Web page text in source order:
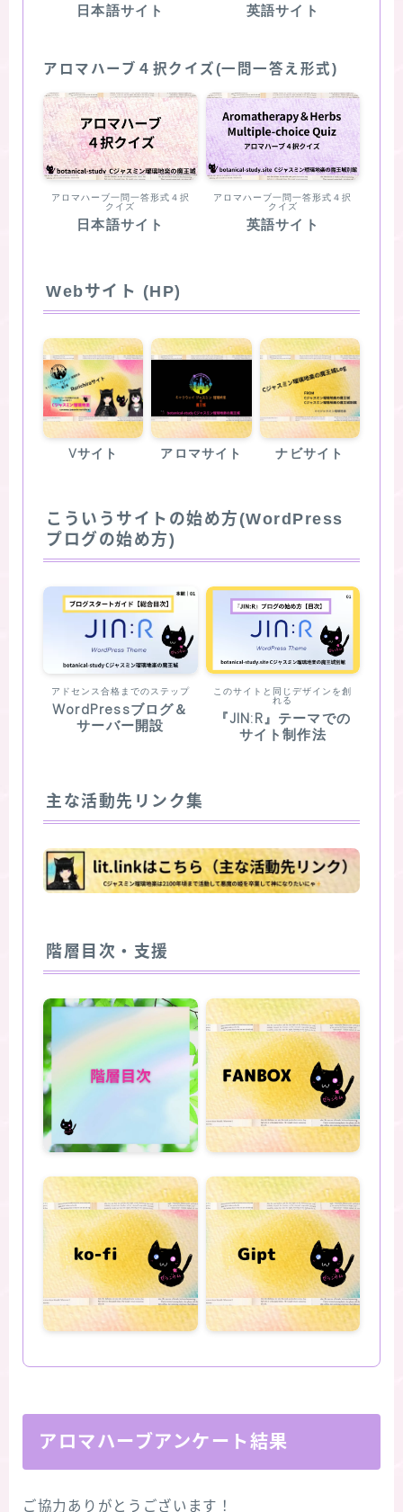
日本語サイト 英語サイト
アロマハーブ４択クイズ(一問一答え形式)
アロマハーブ一問一答形式４択
クイズ
日本語サイト
アロマハーブ一問一答形式４択
クイズ
英語サイト
Webサイト (HP)
Vサイト アロマサイト ナビサイト
こういうサイトの始め方(WordPress
プログの始め方)
アドセンス合格までのステップ
WordPressブログ＆
サーバー開設
このサイトと同じデザインを創
れる
『JIN:R』テーマでの
サイト制作法
主な活動先リンク集
階層目次・支援
アロマハーブアンケート結果
ご協力ありがとうございます！